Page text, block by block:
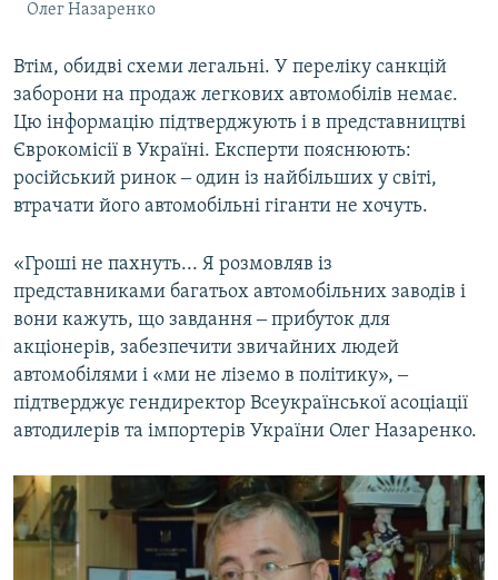
Олег Назаренко
Втім, обидві схеми легальні. У переліку санкцій
заборони на продаж легкових автомобілів немає.
Цю інформацію підтверджують і в представництві
Єврокомісії в Україні. Експерти пояснюють:
російський ринок ‒ один із найбільших у світі,
втрачати його автомобільні гіганти не хочуть.
«Гроші не пахнуть... Я розмовляв із
представниками багатьох автомобільних заводів і
вони кажуть, що завдання ‒ прибуток для
акціонерів, забезпечити звичайних людей
автомобілями і «ми не ліземо в політику», ‒
підтверджує гендиректор Всеукраїнської асоціації
автодилерів та імпортерів України Олег Назаренко.